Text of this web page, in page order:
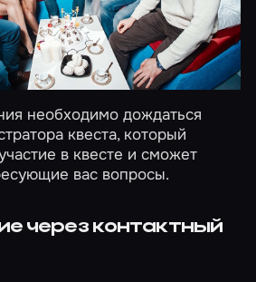
необходимо дождаться
квеста, который
в квесте и сможет
вас вопросы.
через контактный